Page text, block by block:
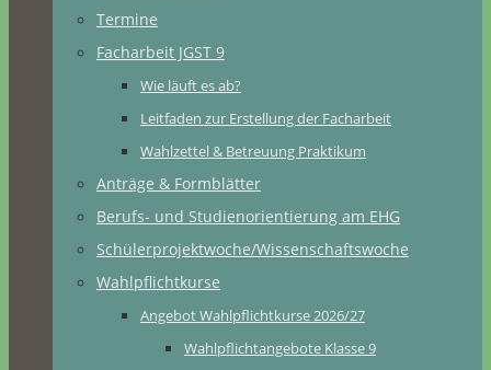
Termine
Facharbeit JGST 9
Wie läuft es ab?
Leitfaden zur Erstellung der Facharbeit
Wahlzettel & Betreuung Praktikum
Anträge & Formblätter
Berufs- und Studienorientierung am EHG
Schülerprojektwoche/Wissenschaftswoche
Wahlpflichtkurse
Angebot Wahlpflichtkurse 2026/27
Wahlpflichtangebote Klasse 9